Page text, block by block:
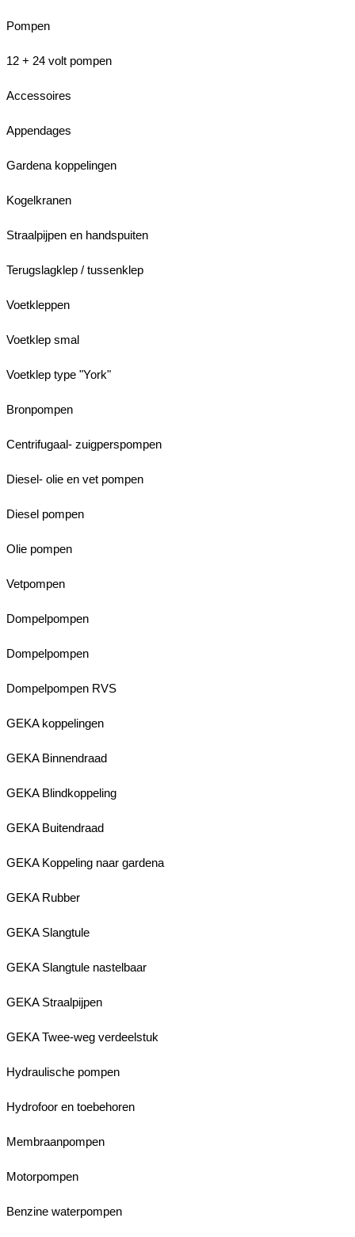
Pompen
12 + 24 volt pompen
Accessoires
Appendages
Gardena koppelingen
Kogelkranen
Straalpijpen en handspuiten
Terugslagklep / tussenklep
Voetkleppen
Voetklep smal
Voetklep type "York"
Bronpompen
Centrifugaal- zuigperspompen
Diesel- olie en vet pompen
Diesel pompen
Olie pompen
Vetpompen
Dompelpompen
Dompelpompen
Dompelpompen RVS
GEKA koppelingen
GEKA Binnendraad
GEKA Blindkoppeling
GEKA Buitendraad
GEKA Koppeling naar gardena
GEKA Rubber
GEKA Slangtule
GEKA Slangtule nastelbaar
GEKA Straalpijpen
GEKA Twee-weg verdeelstuk
Hydraulische pompen
Hydrofoor en toebehoren
Membraanpompen
Motorpompen
Benzine waterpompen